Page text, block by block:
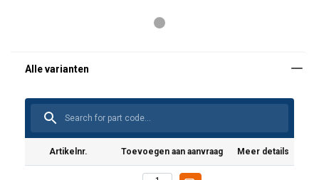
Artikelnr. Toevoegen aan aanvraag Meer details